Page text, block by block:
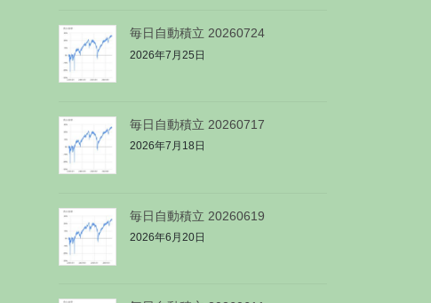
毎日自動積立 20260724
2026年7月25日
毎日自動積立 20260717
2026年7月18日
毎日自動積立 20260619
2026年6月20日